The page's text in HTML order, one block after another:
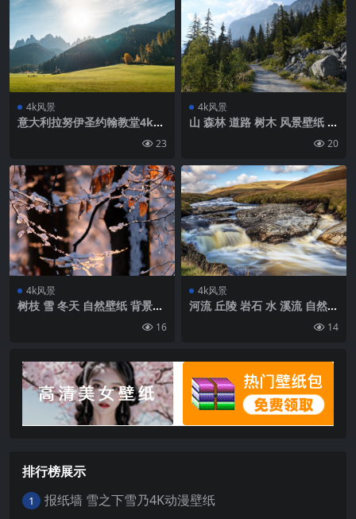
4k风景
意大利拉努伊圣约翰教堂4k风
23
4k风景
山 森林 道路 树木 风景壁纸 背
20
4k风景
树枝 雪 冬天 自然壁纸 背景4k
16
4k风景
河流 丘陵 岩石 水 溪流 自然壁
14
排行榜展示
1 报纸墙 雪之下雪乃4K动漫壁纸